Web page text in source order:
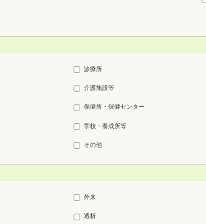
診療所
介護施設等
保健所・保健センター
学校・養成所等
その他
外来
透析